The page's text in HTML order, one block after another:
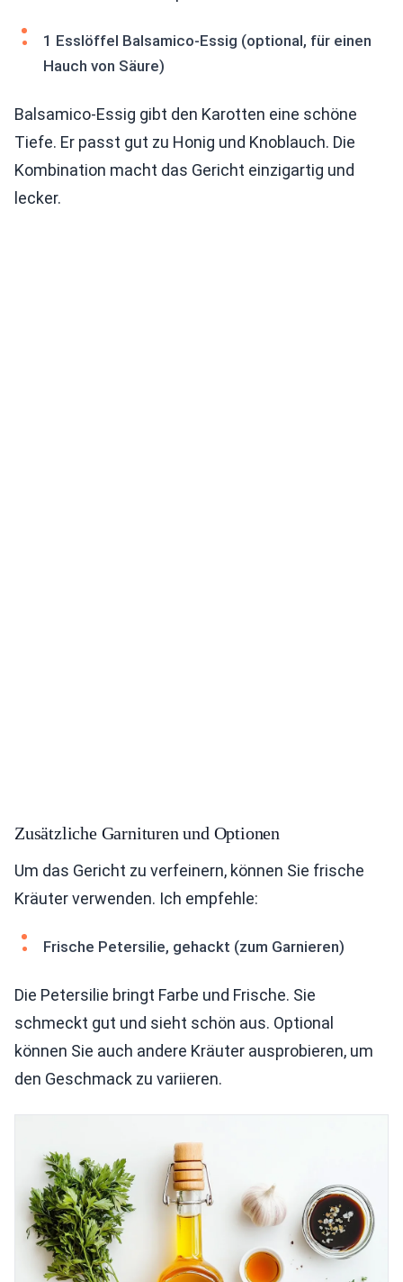
1 Esslöffel Balsamico-Essig (optional, für einen
Hauch von Säure)
Balsamico-Essig gibt den Karotten eine schöne
Tiefe. Er passt gut zu Honig und Knoblauch. Die
Kombination macht das Gericht einzigartig und
lecker.
Zusätzliche Garnituren und Optionen
Um das Gericht zu verfeinern, können Sie frische
Kräuter verwenden. Ich empfehle:
Frische Petersilie, gehackt (zum Garnieren)
Die Petersilie bringt Farbe und Frische. Sie
schmeckt gut und sieht schön aus. Optional
können Sie auch andere Kräuter ausprobieren, um
den Geschmack zu variieren.